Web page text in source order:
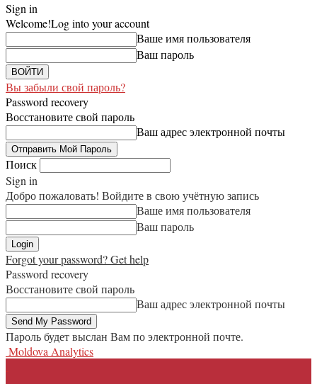
Sign in
Welcome!Log into your account
Ваше имя пользователя
Ваш пароль
Вы забыли свой пароль?
Password recovery
Восстановите свой пароль
Ваш адрес электронной почты
Поиск
Sign in
Добро пожаловать! Войдите в свою учётную запись
Ваше имя пользователя
Ваш пароль
Forgot your password? Get help
Password recovery
Восстановите свой пароль
Ваш адрес электронной почты
Пароль будет выслан Вам по электронной почте.
Moldova Analytics